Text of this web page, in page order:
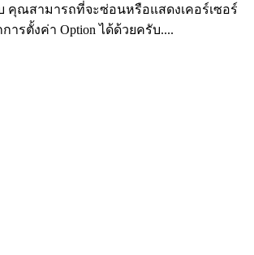
คุณสามารถที่จะซ่อนหรือแสดงเคอร์เซอร์
ารตั้งค่า Option ได้ด้วยครับ....